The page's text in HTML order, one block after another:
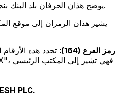
يوضح هذان الحرفان بلد البنك بنجلاديش.
رمز الفرع (164):
تحدد هذه الأرقام
PLC.